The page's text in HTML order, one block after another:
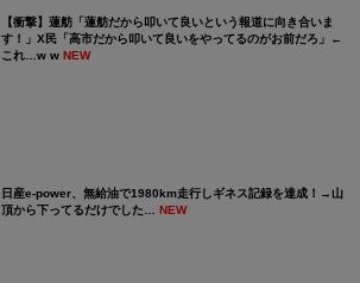
【衝撃】蓮舫「蓮舫だから叩いて良いという報道に向き合いま
す！」X民「高市だから叩いて良いをやってるのがお前だろ」←
これ…w w NEW
日産e-power、無給油で1980km走行しギネス記録を達成！→山
頂から下ってるだけでした…
NEW